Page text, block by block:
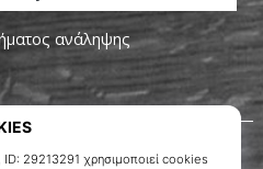
ανάληψης